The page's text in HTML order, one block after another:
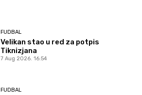
FUDBAL
Velikan stao u red za potpis
Tiknizjana
7 Aug 2026. 16:54
FUDBAL